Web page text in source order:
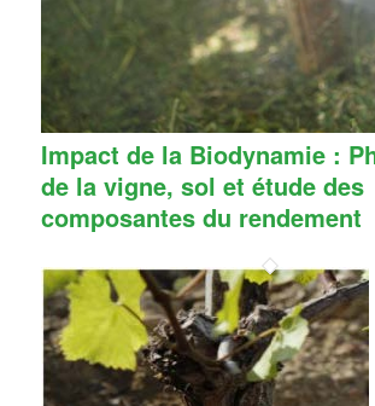
Impact de la Biodynamie :
de la vigne, sol et étude des
composantes du rendement